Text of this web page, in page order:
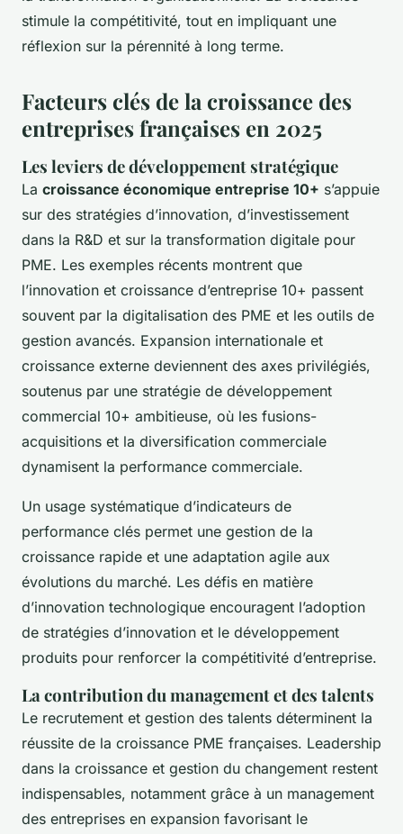
stimule la compétitivité, tout en impliquant une
réflexion sur la pérennité à long terme.
Facteurs clés de la croissance des
entreprises françaises en 2025
Les leviers de développement stratégique
La croissance économique entreprise 10+ s’appuie
sur des stratégies d’innovation, d’investissement
dans la R&D et sur la transformation digitale pour
PME. Les exemples récents montrent que
l’innovation et croissance d’entreprise 10+ passent
souvent par la digitalisation des PME et les outils de
gestion avancés. Expansion internationale et
croissance externe deviennent des axes privilégiés,
soutenus par une stratégie de développement
commercial 10+ ambitieuse, où les fusions-
acquisitions et la diversification commerciale
dynamisent la performance commerciale.
Un usage systématique d’indicateurs de
performance clés permet une gestion de la
croissance rapide et une adaptation agile aux
évolutions du marché. Les défis en matière
d’innovation technologique encouragent l’adoption
de stratégies d’innovation et le développement
produits pour renforcer la compétitivité d’entreprise.
La contribution du management et des talents
Le recrutement et gestion des talents déterminent la
réussite de la croissance PME françaises. Leadership
dans la croissance et gestion du changement restent
indispensables, notamment grâce à un management
des entreprises en expansion favorisant le